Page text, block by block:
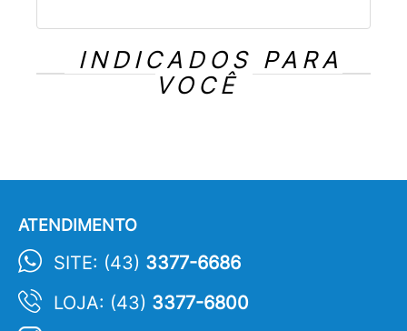
INDICADOS PARA
VOCÊ
ATENDIMENTO
SITE: (43) 3377-6686
LOJA: (43) 3377-6800